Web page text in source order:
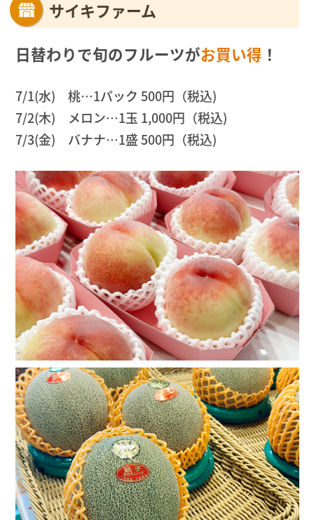
サイキファーム
日替わりで旬のフルーツがお買い得 ！
7/1(水) 桃…1パック 500円（税込)
7/2(木) メロン…1玉 1,000円（税込)
7/3(金) バナナ…1盛 500円（税込)